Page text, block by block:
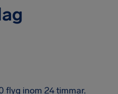
flyg inom 24 timmar.